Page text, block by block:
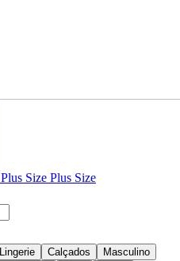
Plus Size Plus Size
Lingerie Calçados
Masculino